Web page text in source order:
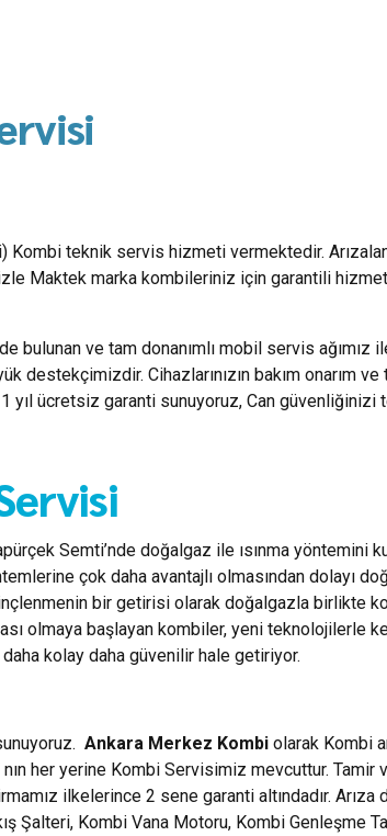
Kombi teknik servis hizmeti vermektedir.
Maktek marka kombileriniz için garantili
bulunan ve tam donanımlı mobil servis
Cihazlarınızın bakım onarım
ücretsiz garanti sunuyoruz, Can güvenliğinizi
Semti’nde doğalgaz ile ısınma
çok daha avantajlı olmasından dolayı
bir getirisi olarak doğalgazla birlikte
olmaya başlayan kombiler, yeni teknolojilerle
kolay daha güvenilir hale getiriyor.
Ankara Merkez Kombi olarak Kombi
her yerine Kombi Servisimiz mevcuttur. Tamir
ilkelerince 2 sene garanti altındadır. Arıza
Kombi Vana Motoru, Kombi Genleşme